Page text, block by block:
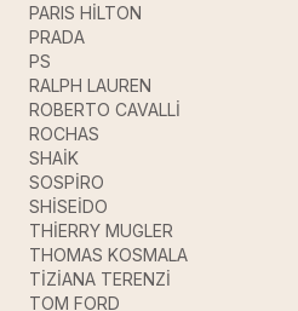
PARIS HİLTON
PRADA
PS
RALPH LAUREN
ROBERTO CAVALLİ
ROCHAS
SHAİK
SOSPİRO
SHİSEİDO
THİERRY MUGLER
THOMAS KOSMALA
TİZİANA TERENZİ
TOM FORD